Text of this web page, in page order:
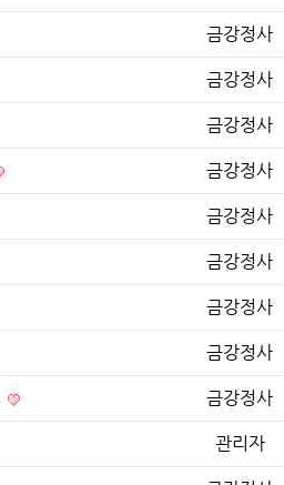
금강정사
금강정사
금강정사
금강정사
금강정사
금강정사
금강정사
금강정사
금강정사
관리자